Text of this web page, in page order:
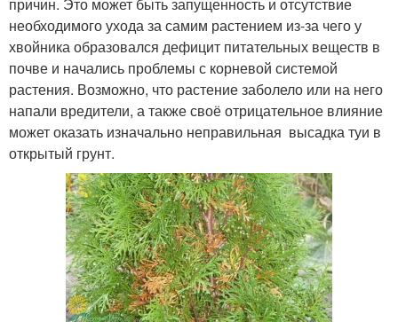
необходимого ухода за самим растением из-за чего у
хвойника образовался дефицит питательных веществ в
почве и начались проблемы с корневой системой
растения. Возможно, что растение заболело или на него
напали вредители, а также своё отрицательное влияние
может оказать изначально неправильная высадка туи в
открытый грунт.